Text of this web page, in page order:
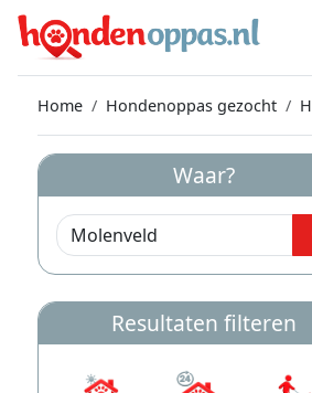
Home Hondenoppas gezocht
Waar?
Resultaten filteren